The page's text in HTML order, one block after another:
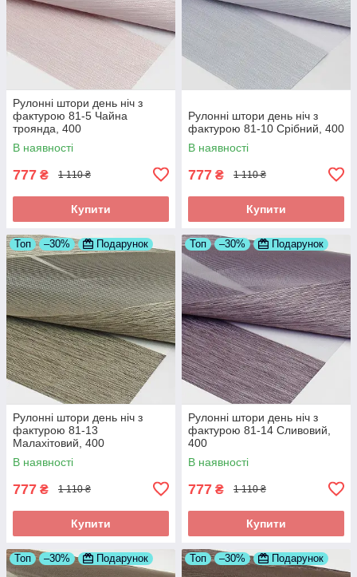
Рулонні штори день ніч з
фактурою 81-5 Чайна
троянда, 400
В наявності
777 ₴ 1 110 ₴
Купити
Рулонні штори день ніч з
фактурою 81-10 Срібний, 400
В наявності
777 ₴ 1 110 ₴
Купити
Топ –30% Подарунок
Рулонні штори день ніч з
фактурою 81-13
Малахітовий, 400
В наявності
777 ₴ 1 110 ₴
Купити
Топ –30% Подарунок
Рулонні штори день ніч з
фактурою 81-14 Сливовий,
400
В наявності
777 ₴ 1 110 ₴
Купити
Топ –30% Подарунок Топ –30% Подарунок